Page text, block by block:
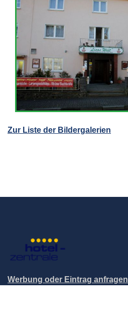
Zur Liste der Bildergalerien
Werbung oder Eintrag anfragen